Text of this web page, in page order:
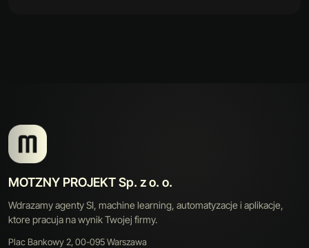
MOTZNY PROJEKT Sp. z o. o.
Wdrazamy agenty SI, machine learning, automatyzacje i aplikacje,
ktore pracuja na wynik Twojej firmy.
Plac Bankowy 2, 00-095 Warszawa